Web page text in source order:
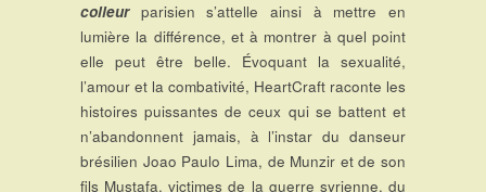
colleur parisien s’attelle ainsi à mettre en
lumière la différence, et à montrer à quel point
elle peut être belle. Évoquant la sexualité,
l’amour et la combativité, HeartCraft raconte les
histoires puissantes de ceux qui se battent et
n’abandonnent jamais, à l’instar du danseur
brésilien Joao Paulo Lima, de Munzir et de son
fils Mustafa, victimes de la guerre syrienne, du